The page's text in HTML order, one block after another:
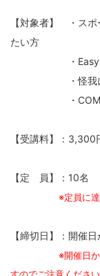
【対象者】 ・スポ
たい方
・Easy
・怪我に対す
・COMPRE
【受講料】：3,300
【定 員】：10名
※定員に
【締切日】：開催
※開催日
すのでご注意ください